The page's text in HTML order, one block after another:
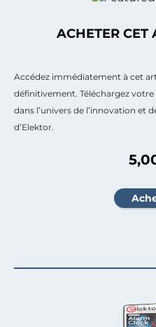
ACHETER CET
Accédez immédiatement à cet
définitivement. Téléchargez
dans l’univers de l’innovation et
d’Elektor.